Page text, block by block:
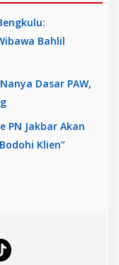
Bahlil
Dasar PAW,
PN Jakbar Akan
Klien”